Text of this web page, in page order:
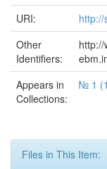
URI:
Other
Identifiers:
Appears in
Collections:
№ 1
Files in This Item: